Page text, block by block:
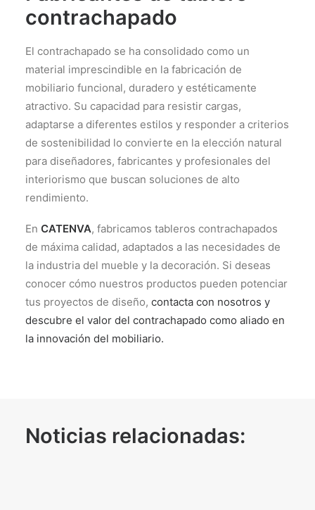
contrachapado
El contrachapado se ha consolidado como un
material imprescindible en la fabricación de
mobiliario funcional, duradero y estéticamente
atractivo. Su capacidad para resistir cargas,
adaptarse a diferentes estilos y responder a criterios
de sostenibilidad lo convierte en la elección natural
para diseñadores, fabricantes y profesionales del
interiorismo que buscan soluciones de alto
rendimiento.
En CATENVA, fabricamos tableros contrachapados
de máxima calidad, adaptados a las necesidades de
la industria del mueble y la decoración. Si deseas
conocer cómo nuestros productos pueden potenciar
tus proyectos de diseño, contacta con nosotros y
descubre el valor del contrachapado como aliado en
la innovación del mobiliario.
Noticias relacionadas: